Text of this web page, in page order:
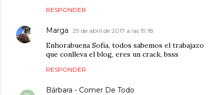
RESPONDER
Marga 29 de abril de 2017 a las 19:18
Enhorabuena Sofía, todos sabemos el trabajazo
que conlleva el blog, eres un crack, bsss
RESPONDER
Bárbara - Comer De Todo